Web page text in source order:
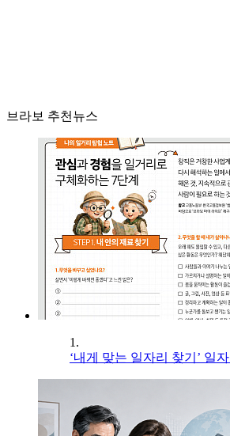
브라보 추천뉴스
1.
‘내게 맞는 일자리 찾기’ 일